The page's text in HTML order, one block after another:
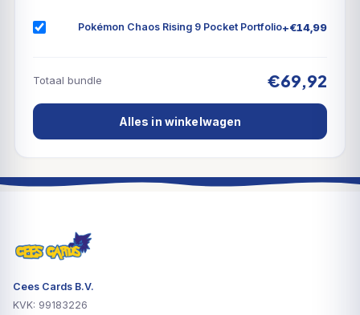
Pokémon Chaos Rising 9 Pocket Portfolio+€14,99
Totaal bundle €69,92
Alles in winkelwagen
Cees Cards B.V.
KVK: 99183226